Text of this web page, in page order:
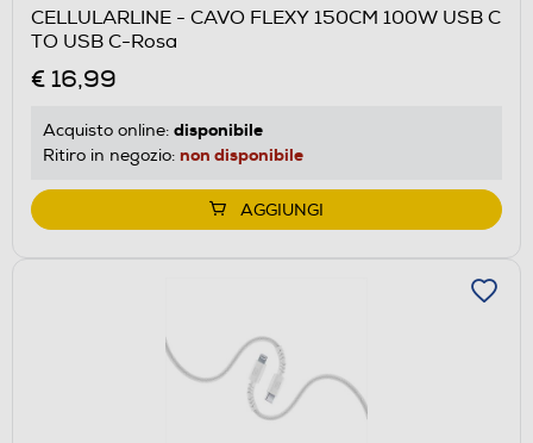
CELLULARLINE - CAVO FLEXY 150CM 100W USB C
TO USB C-Rosa
€ 16,99
Acquisto online: disponibile
Ritiro in negozio: non disponibile
AGGIUNGI